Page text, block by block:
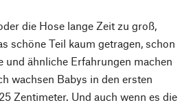
die Hose lange Zeit zu groß,
schöne Teil kaum getragen, schon
und ähnliche Erfahrungen machen
wachsen Babys in den ersten
Zentimeter. Und auch wenn es die